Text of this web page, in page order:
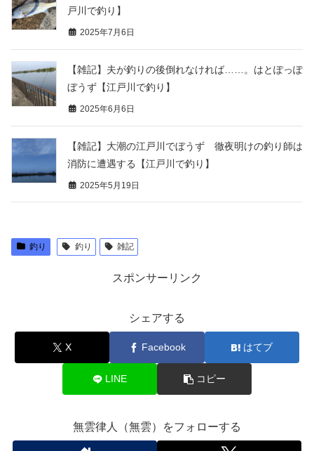
戸川で釣り】
2025年7月6日
【雑記】夫が釣りの後倒れなければ……。はとぽっぽ
ぼうず【江戸川で釣り】
2025年6月6日
【雑記】大潮の江戸川でぼうず 徹夜明けの釣り師は
消防に遭遇する【江戸川で釣り】
2025年5月19日
釣り 釣り 雑記
スポンサーリンク
シェアする
X Facebook はてブ
LINE コピー
無雲律人（無雲）をフォローする